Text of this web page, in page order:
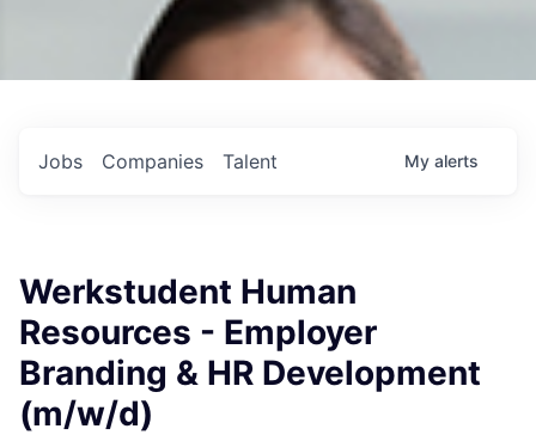
Jobs Companies Talent My alerts
Werkstudent Human
Resources - Employer
Branding & HR Development
(m/w/d)